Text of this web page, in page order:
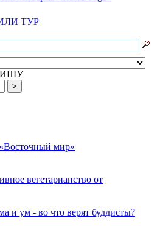
ТУР
мир»
вегетарианство от
и ум - во что верят буддисты?